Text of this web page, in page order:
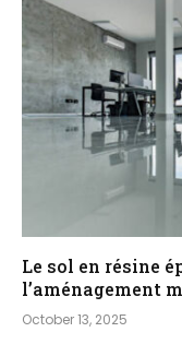
Le sol en résine
l’aménagement
October 13, 2025